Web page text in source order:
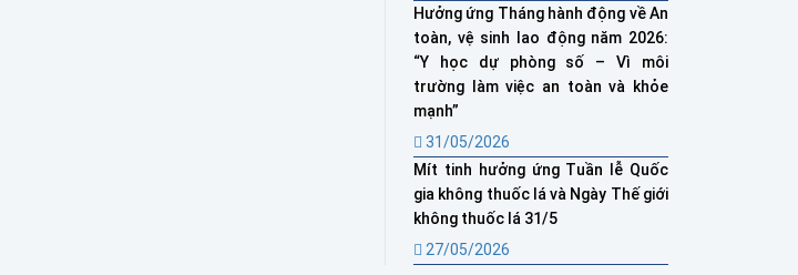
Hưởng ứng Tháng hành động về An
toàn, vệ sinh lao động năm 2026:
“Y học dự phòng số – Vì môi
trường làm việc an toàn và khỏe
mạnh”
31/05/2026
Mít tinh hưởng ứng Tuần lễ Quốc
gia không thuốc lá và Ngày Thế giới
không thuốc lá 31/5
27/05/2026